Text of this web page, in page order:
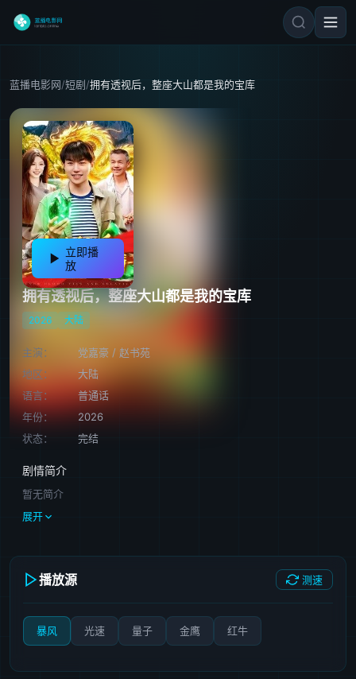
蓝播电影网/短剧/拥有透视后，整座大山都是我的宝库
立即播
放
拥有透视后，整座大山都是我的宝库
2026 大陆
主演： 党嘉豪 / 赵书苑
地区：
大陆
语言：
普通话
年份：
2026
状态：
完结
剧情简介
暂无简介
展开
播放源 测速
暴风 光速 量子 金鹰 红牛